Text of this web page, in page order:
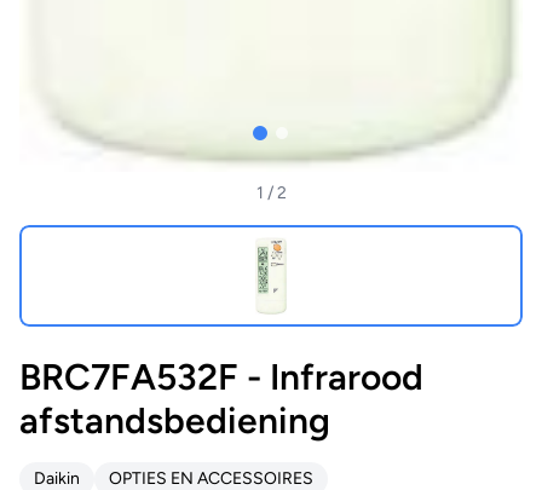
1 / 2
BRC7FA532F - Infrarood
afstandsbediening
Daikin OPTIES EN ACCESSOIRES